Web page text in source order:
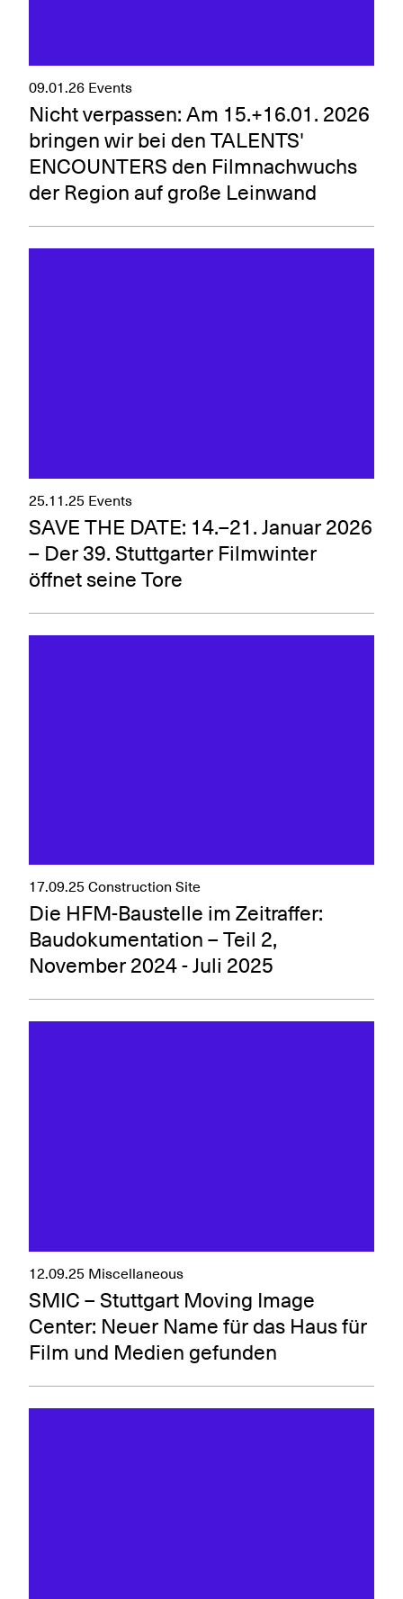
09.01.26 Events
Nicht verpassen: Am 15.+16.01. 2026
bringen wir bei den TALENTS'
ENCOUNTERS den Filmnachwuchs
der Region auf große Leinwand
25.11.25 Events
SAVE THE DATE: 14.–21. Januar 2026
– Der 39. Stuttgarter Filmwinter
öffnet seine Tore
17.09.25Construction Site
Die HFM-Baustelle im Zeitraffer:
Baudokumentation – Teil 2,
November 2024 - Juli 2025
12.09.25 Miscellaneous
SMIC – Stuttgart Moving Image
Center: Neuer Name für das Haus für
Film und Medien gefunden